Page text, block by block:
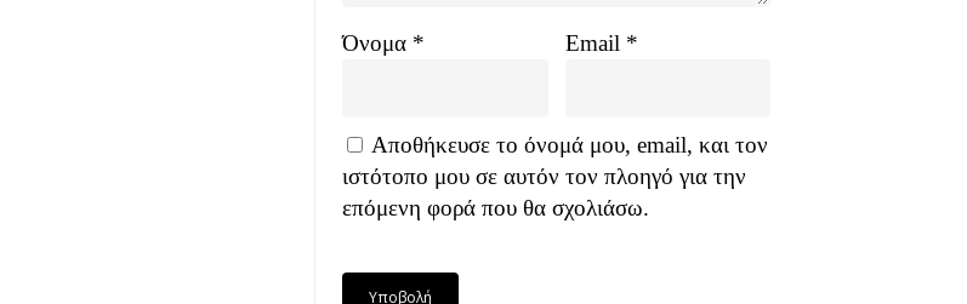
Όνομα * Email *
Αποθήκευσε το όνομά μου, email, και τον
ιστότοπο μου σε αυτόν τον πλοηγό για την
επόμενη φορά που θα σχολιάσω.